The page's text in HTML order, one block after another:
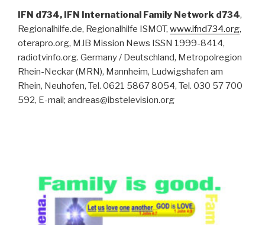
IFN d734, IFN International Family Network d734,
Regionalhilfe.de, Regionalhilfe ISMOT, www.ifnd734.org,
oterapro.org, MJB Mission News ISSN 1999-8414,
radiotvinfo.org. Germany / Deutschland, Metropolregion
Rhein-Neckar (MRN), Mannheim, Ludwigshafen am
Rhein, Neuhofen, Tel. 0621 5867 8054, Tel. 030 57 700
592, E-mail; andreas@ibstelevision.org